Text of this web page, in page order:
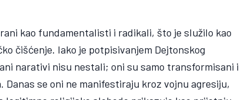
kao fundamentalisti i radikali, što je služilo kao
čišćenje. Iako je potpisivanjem Dejtonskog
narativi nisu nestali; oni su samo transformisani i
se oni ne manifestiraju kroz vojnu agresiju,